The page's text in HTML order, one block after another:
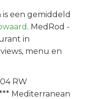
is een gemiddeld
. MedRod -
in
menu en
RW
Mediterranean